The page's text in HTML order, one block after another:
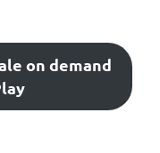
on demand